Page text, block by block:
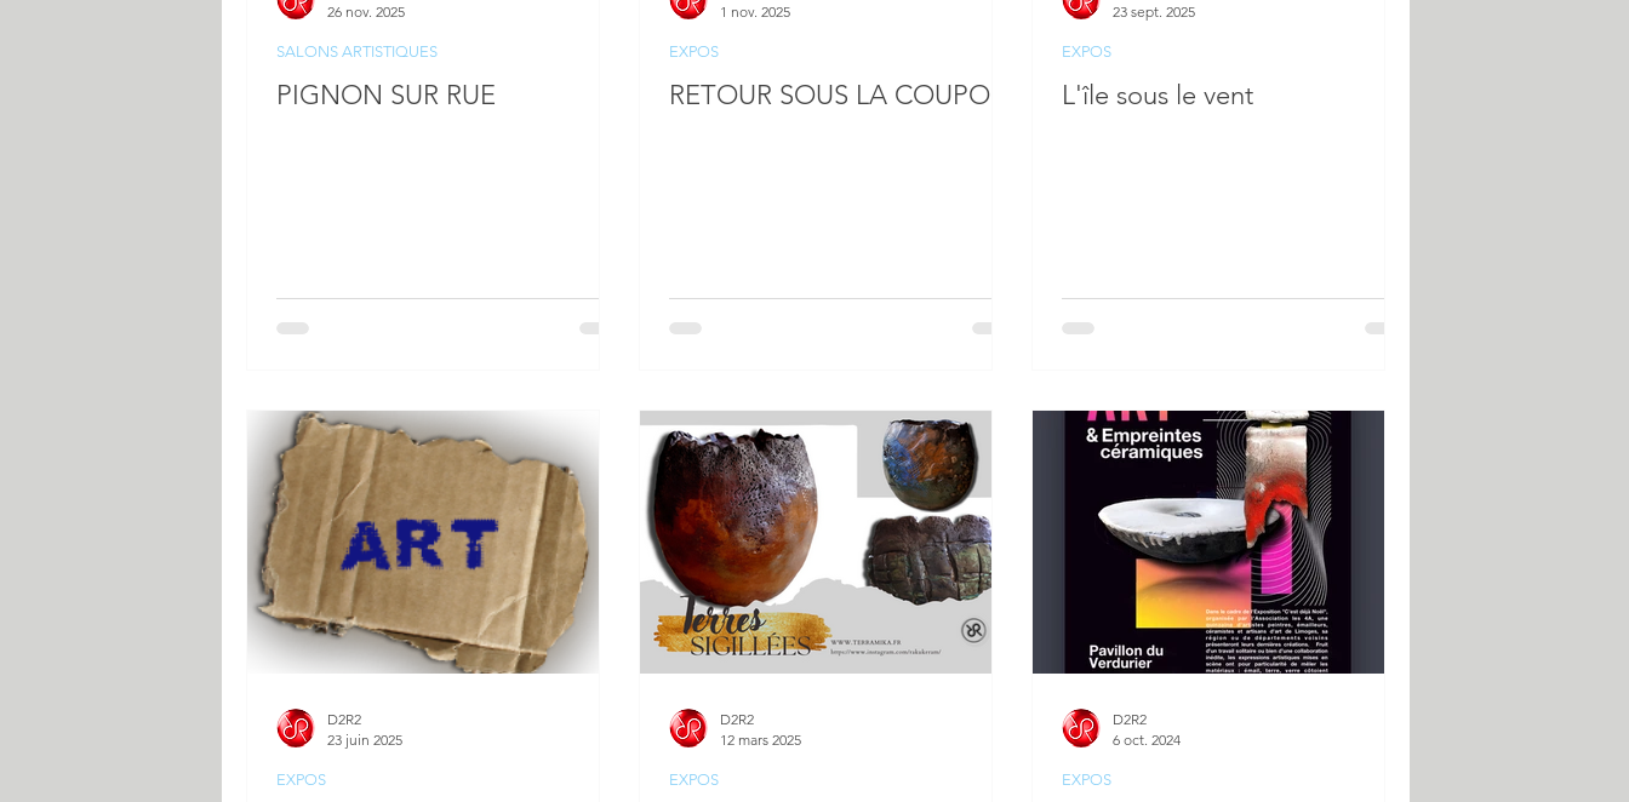
PIGNON SUR RUE
SALONS ARTISTIQUES
26 nov. 2025
RETOUR SOUS LA COUPOLE
EXPOS
1 nov. 2025
L'île sous le vent
EXPOS
23 sept. 2025
EXPOS
D2R2
23 juin 2025
EXPOS
D2R2
12 mars 2025
EXPOS
D2R2
6 oct. 2024